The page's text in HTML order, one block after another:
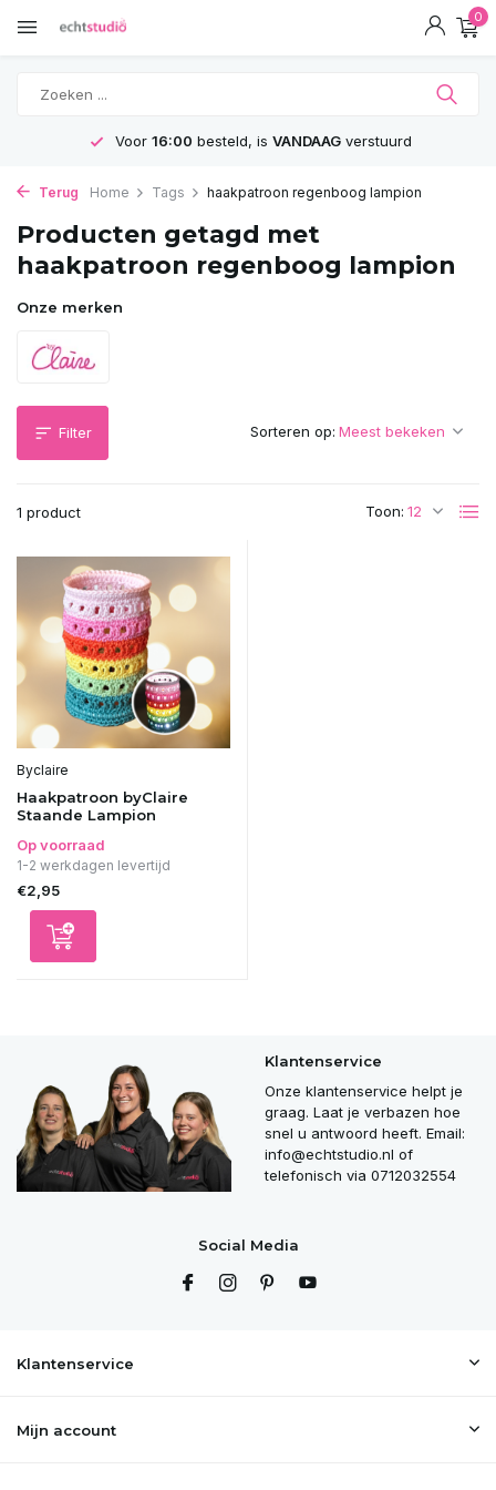
0
Voor 16:00 besteld, is VANDAAGverstuurd
Terug Home Tags haakpatroon regenboog lampion
Producten getagd met
haakpatroon regenboog lampion
Onze merken
Filter
1 product Toon:
Sorteren op:
Byclaire
Haakpatroon byClaire
Staande Lampion
Op voorraad
1-2 werkdagen levertijd
€2,95
Klantenservice
Onze klantenservice helpt je
graag. Laat je verbazen hoe
snel u antwoord heeft. Email:
info@echtstudio.nl of
telefonisch via 0712032554
Social Media
Klantenservice
Mijn account